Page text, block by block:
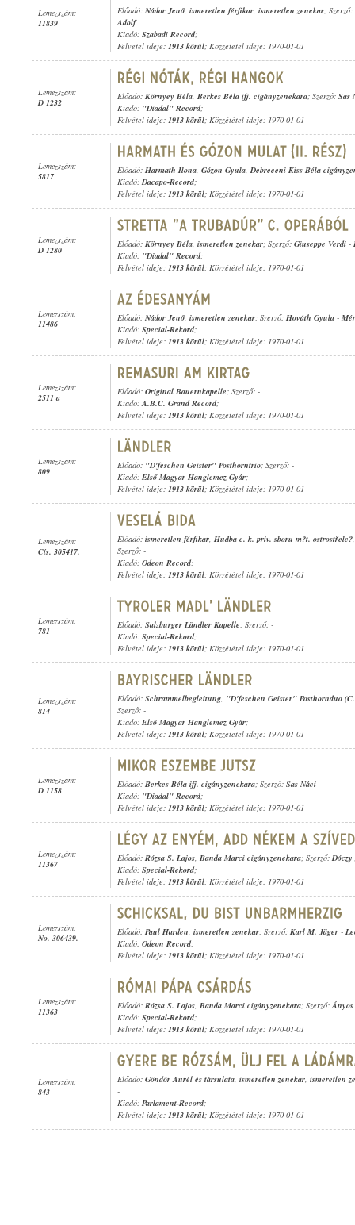
Lemezszám:
11839
Előadó: Nádor Jenő, ismeretlen férfikar, ismeretlen zenekar; Szerző:
Adolf
Kiadó: Szabadi Record;
Felvétel ideje: 1913 körül; Közzététel ideje: 1970-01-01
Lemezszám:
D 1232
Előadó: Környey Béla, Berkes Béla ifj. cigányzenekara; Szerző: Sas
Kiadó: "Diadal" Record;
Felvétel ideje: 1913 körül; Közzététel ideje: 1970-01-01
Lemezszám:
5817
Előadó: Harmath Ilona, Gózon Gyula,Debreceni Kiss Béla
Kiadó:Dacapo-Record;
Felvétel ideje: 1913 körül; Közzététel ideje: 1970-01-01
Lemezszám:
D 1280
Előadó: Környey Béla, ismeretlen zenekar; Szerző: Giuseppe Verdi -
Kiadó: "Diadal" Record;
Felvétel ideje: 1913 körül; Közzététel ideje: 1970-01-01
Lemezszám:
11486
Előadó: Nádor Jenő, ismeretlen zenekar; Szerző: Hováth Gyula -
Kiadó: Special-Rekord;
Felvétel ideje: 1913 körül; Közzététel ideje: 1970-01-01
Lemezszám:
2511 a
Előadó: Original Bauernkapelle; Szerző: -
Kiadó:A.B.C. Grand Record;
Felvétel ideje: 1913 körül; Közzététel ideje: 1970-01-01
Lemezszám:
809
Előadó: "D'feschen Geister" Posthorntrio; Szerző: -
Kiadó: Első Magyar Hanglemez Gyár;
Felvétel ideje: 1913 körül; Közzététel ideje: 1970-01-01
Lemezszám:
Cís. 305417.
Előadó: ismeretlen férfikar, Hudba c. k. priv. sboru m?t. ostrostřelc?
Szerző: -
Kiadó: Odeon Record;
Felvétel ideje: 1913 körül; Közzététel ideje: 1970-01-01
Lemezszám:
781
Előadó: Salzburger Ländler Kapelle; Szerző: -
Kiadó: Special-Rekord;
Felvétel ideje: 1913 körül; Közzététel ideje: 1970-01-01
Lemezszám:
814
Előadó: Schrammelbegleitung, "D'feschen Geister" Posthornduo
Szerző: -
Kiadó: Első Magyar Hanglemez Gyár;
Felvétel ideje: 1913 körül; Közzététel ideje: 1970-01-01
Lemezszám:
D 1158
Előadó: Berkes Béla ifj. cigányzenekara; Szerző: Sas Náci
Kiadó: "Diadal" Record;
Felvétel ideje: 1913 körül; Közzététel ideje: 1970-01-01
Lemezszám:
11367
Előadó: Rózsa S. Lajos, Banda Marci cigányzenekara; Szerző:Dóczy
Kiadó: Special-Rekord;
Felvétel ideje: 1913 körül; Közzététel ideje: 1970-01-01
Lemezszám:
No. 306439.
Előadó: Paul Harden, ismeretlen zenekar; Szerző: Karl M. Jäger -
Kiadó: Odeon Record;
Felvétel ideje: 1913 körül; Közzététel ideje: 1970-01-01
Lemezszám:
11363
Előadó: Rózsa S. Lajos, Banda Marci cigányzenekara; Szerző:
Kiadó: Special-Rekord;
Felvétel ideje: 1913 körül; Közzététel ideje: 1970-01-01
Lemezszám:
843
Előadó: Göndör Aurél és társulata, ismeretlen zenekar, ismeretlen
-
Kiadó: Parlament-Record;
Felvétel ideje: 1913 körül; Közzététel ideje: 1970-01-01